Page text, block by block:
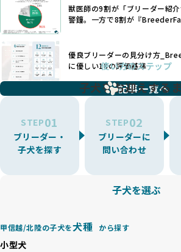
また、健康リスクが予測しづらいミック
が行き届かない多頭飼育等も問題です。
ング手法は、ワンちゃんの福祉を無視し
るブリーダーによるものが多く、消費者
題となっています。
BreederFamiliesでは、こうしたワンちゃ
リーディングをなくすため、すべてのワ
うに大切に飼育・繁殖を行っている「優
BreederFamiliesでは、アニマルウェル
えた6つの絶対基準と12の総合基準を設
ことを徹底しています。
BreederFamiliesでは、以下の6項目を必
基づいた責任あるブリーディングを確保し
さらに、健康管理、社会性の育成、遺伝
す。
優良ブリーダーは、少数の犬種（一般的
繁殖を行い、各犬種の特徴を熟知していま
犬種ごとの健康管理や繁殖において質の
ことが可能です。
一方、営利優先ブリーダーは流行や需要
増やす傾向があり、犬種ごとに異なる健
環境を十分に考慮しない場合があります
たりストレスを抱えたりするリスクが高ま
「少数の犬種に集中」の詳細はこちら
すが、無計画な交配には健康リスクが伴
の特徴を持つことで予測しにくい健康問
が高く、診断や治療も複雑化する場合が
待する理想と現実が大きく異なることも
健康と性格を次世代に引き継ぐために、
獣医師の9割が「ブリーダー紹
警鐘。一方で8割が『
優良ブリーダーの見分け方
に優しい18の評価基準
記事一覧へ
使い方のステップ
子犬をお迎えする
STEP01
ブリーダー・
子犬を探す
STEP02
ブリーダーに
問い合わせ
子犬を選ぶ
甲信越/北陸の子犬を犬種 から探す
小型犬